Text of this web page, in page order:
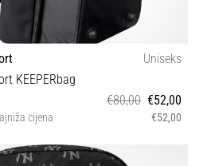
Uniseks
KEEPERbag
€80,00 €52,00
cijena €52,00
UNI